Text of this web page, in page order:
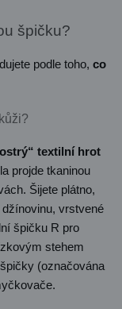
špičku?
podle toho, co
textilní hrot
projde tkaninou
Šijete plátno,
džínovinu, vrstvené
špičku R pro
(označována